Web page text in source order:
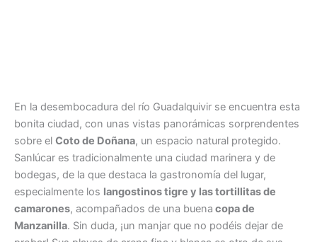
En la desembocadura del río Guadalquivir se encuentra esta
bonita ciudad, con unas vistas panorámicas sorprendentes
sobre el Coto de Doñana, un espacio natural protegido.
Sanlúcar es tradicionalmente una ciudad marinera y de
bodegas, de la que destaca la gastronomía del lugar,
especialmente los langostinos tigre y las tortillitas de
camarones, acompañados de una buena copa de
Manzanilla. Sin duda, ¡un manjar que no podéis dejar de